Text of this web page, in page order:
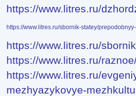
https://www.litres.ru/
https://www.litres.ru/sbornik-statey/
https://www.litres.ru/
https://www.litres.ru/
https://www.litres.ru/
mezhyazykovye-